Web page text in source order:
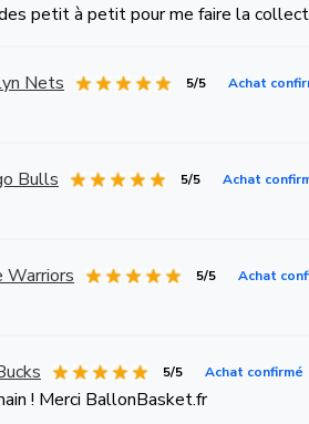
petit à petit pour me faire la
Nets 5/5 Achat
Bulls 5/5 Achat
Warriors 5/5 Achat
5/5 Achat confirmé
! Merci BallonBasket.fr